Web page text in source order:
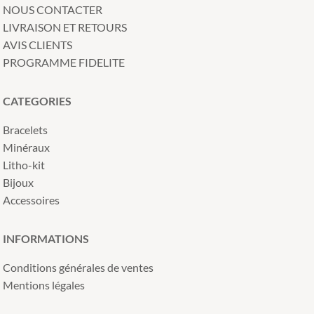
NOUS CONTACTER
LIVRAISON ET RETOURS
AVIS CLIENTS
PROGRAMME FIDELITE
CATEGORIES
Bracelets
Minéraux
Litho-kit
Bijoux
Accessoires
INFORMATIONS
Conditions générales de ventes
Mentions légales